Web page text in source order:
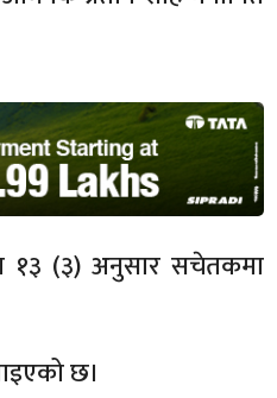
१३ (३) अनुसार सचेतकमा
छ।